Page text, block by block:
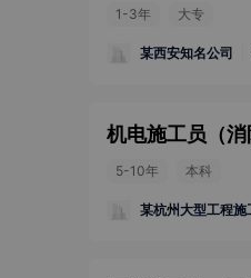
1-3年 大专
某西安知名公司
机电施工员（消
5-10年 本科
某杭州大型工程施